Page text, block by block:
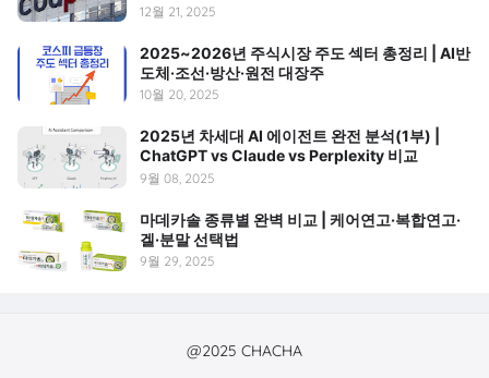
12월 21, 2025
2025~2026년 주식시장 주도 섹터 총정리 | AI반
도체·조선·방산·원전 대장주
10월 20, 2025
2025년 차세대 AI 에이전트 완전 분석(1부) |
ChatGPT vs Claude vs Perplexity 비교
9월 08, 2025
마데카솔 종류별 완벽 비교 | 케어연고·복합연고·
겔·분말 선택법
9월 29, 2025
@2025 CHACHA